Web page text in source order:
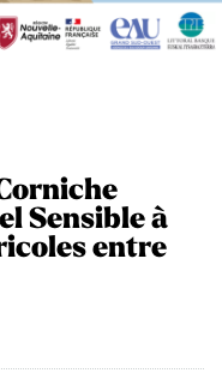
Sensible à
entre